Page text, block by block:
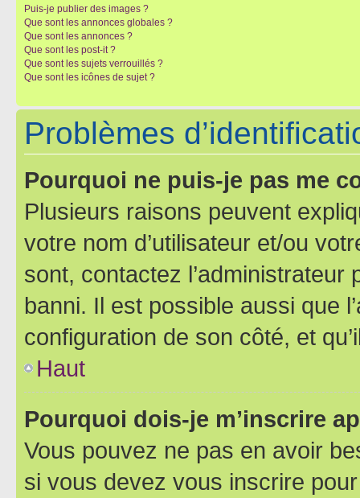
Puis-je publier des images ?
Que sont les annonces globales ?
Que sont les annonces ?
Que sont les post-it ?
Que sont les sujets verrouillés ?
Que sont les icônes de sujet ?
Problèmes
Pourquoi ne puis-je pas me
Plusieurs raisons peuvent
votre nom d’utilisateur et/ou
sont, contactez l’administrateur
banni. Il est possible aussi que
configuration de son côté, et
Haut
Pourquoi dois-je m’inscrire
Vous pouvez ne pas en avoir
si vous devez vous inscrire